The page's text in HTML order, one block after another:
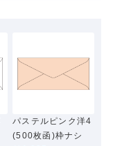
パステルピンク洋4
(500枚函)枠ナシ